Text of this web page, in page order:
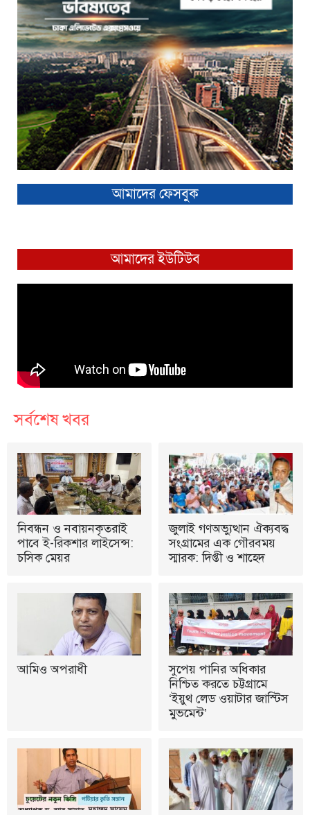
আমাদের ফেসবুক
আমাদের ইউটিউব
সর্বশেষ খবর
নিবন্ধন ও নবায়নকৃতরাই
পাবে ই-রিকশার লাইসেন্স:
চসিক মেয়র
জুলাই গণঅভ্যুত্থান ঐক্যবদ্ধ
সংগ্রামের এক গৌরবময়
স্মারক: দিপ্তী ও শাহেদ
আমিও অপরাধী
সুপেয় পানির অধিকার
নিশ্চিত করতে চট্টগ্রামে
‘ইয়ুথ লেড ওয়াটার জাস্টিস
মুভমেন্ট’